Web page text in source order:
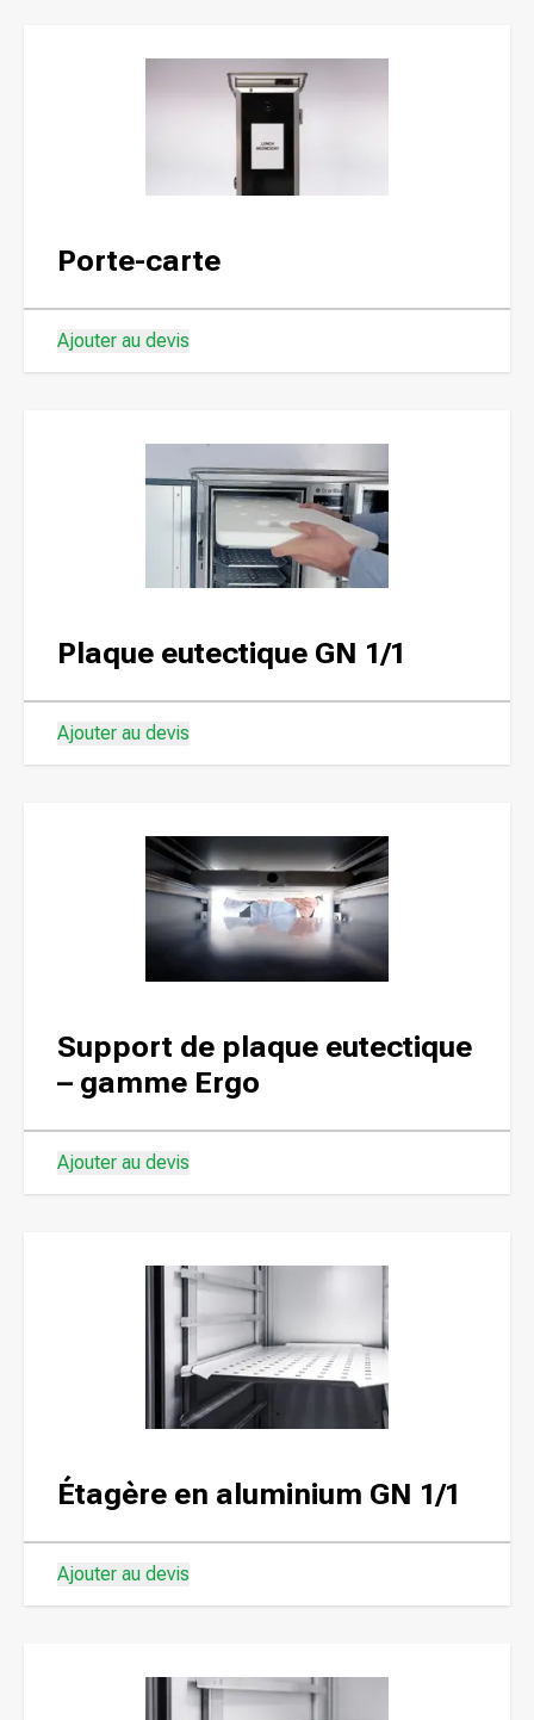
Porte-carte
Ajouter au devis
Plaque eutectique GN 1/1
Ajouter au devis
Support de plaque eutectique
– gamme Ergo
Ajouter au devis
Étagère en aluminium GN 1/1
Ajouter au devis